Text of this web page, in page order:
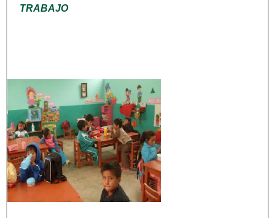
TRABAJO